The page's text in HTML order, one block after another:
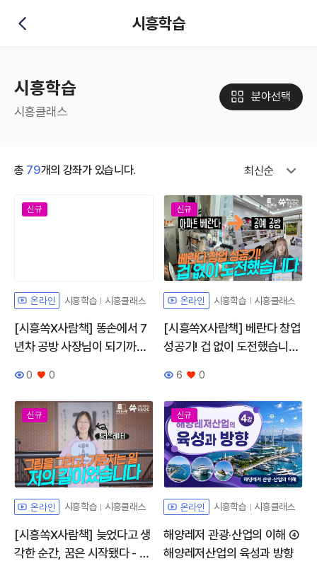
뒤로가기 시흥학습
시흥학습
시흥클래스
분야선택
총 79개의 강좌가 있습니다. 최신순
신규
온라인 시흥학습 시흥클래스
[시흥쏙X사람책] 똥손에서 7
년차 공방 사장님이 되기까지
조회수
0
좋아요
0
신규
온라인 시흥학습 시흥클래스
[시흥쏙X사람책] 베란다 창업
성공기! 겁 없이 도전했습니다
조회수
6
좋아요
0
신규
온라인 시흥학습 시흥클래스
[시흥쏙X사람책] 늦었다고 생
각한 순간, 꿈은 시작됐다 - 김
신규
온라인 시흥학습 시흥클래스
해양레저 관광·산업의 이해 ④
해양레저산업의 육성과 방향